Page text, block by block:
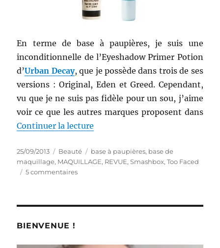
En terme de base à paupières, je suis une
inconditionnelle de l’Eyeshadow Primer Potion
d’Urban Decay, que je possède dans trois de ses
versions : Original, Eden et Greed. Cependant,
vu que je ne suis pas fidèle pour un sou, j’aime
voir ce que les autres marques proposent dans
Continuer la lecture
Publié
le
25/09/2013 Catégories
Beauté Étiquettes
base à paupières, base de
maquillage, MAQUILLAGE, REVUE,Smashbox,Too Faced
5 commentairessur
Battle
BIENVENUE !